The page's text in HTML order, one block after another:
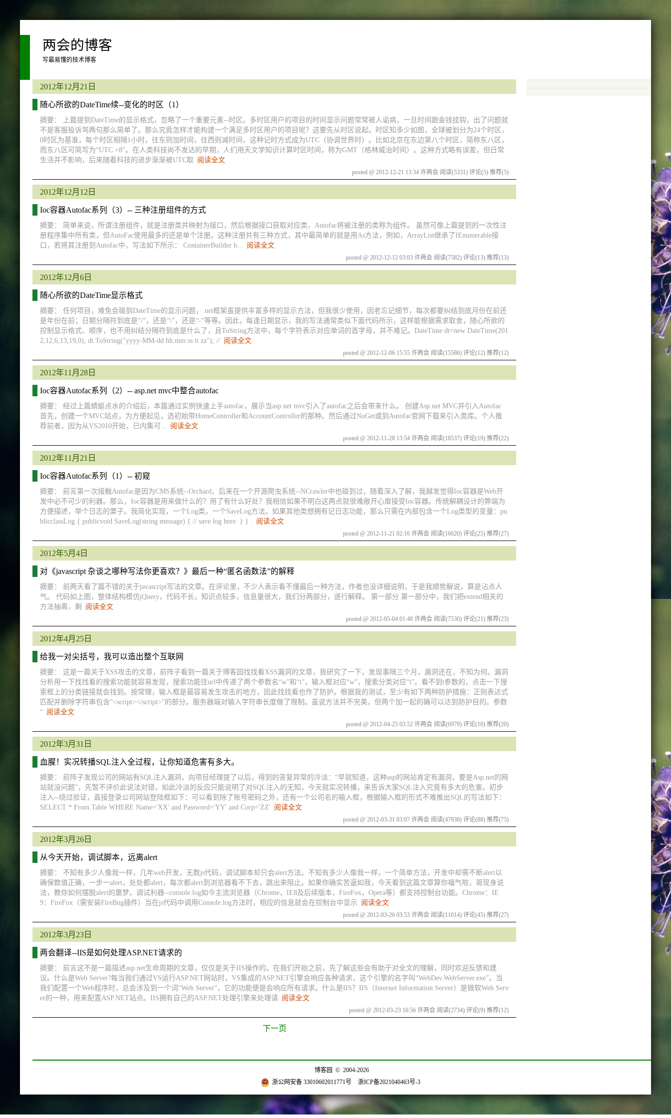
两会的博客
写最易懂的技术博客
2012年12月21日
随心所欲的DateTime续--变化的时区（1）
摘要： 上篇提到DateTime的显示格式，忽略了一个重要元素--时区。多时区用户的项目的时间显示问题常常被人诟病，一旦时间跟金钱挂钩，出了问题就
不是客服投诉骂两句那么简单了。那么究竟怎样才能构建一个满足多时区用户的项目呢？这要先从时区说起。时区知多少如图，全球被划分为24个时区，
0时区为基准，每个时区相隔1小时，往东则加时间，往西则减时间，这种记时方式成为UTC（协调世界时）。比如北京在东边第八个时区，简称东八区，
而东八区可简写为“UTC +8”。在人类科技尚不发达的早期，人们用天文学知识计算时区时间，称为GMT（格林威治时间）。这种方式略有误差，但日常
生活并不影响，后来随着科技的进步渐渐被UTC取 阅读全文
posted @ 2012-12-21 13:34 许两会 阅读(5331) 评论(5) 推荐(5)
2012年12月12日
Ioc容器Autofac系列（3）-- 三种注册组件的方式
摘要： 简单来说，所谓注册组件，就是注册类并映射为接口，然后根据接口获取对应类，Autofac将被注册的类称为组件。 虽然可像上篇提到的一次性注
册程序集中所有类，但AutoFac使用最多的还是单个注册。这种注册共有三种方式，其中最简单的就是用As方法，例如，ArrayList继承了IEnumerable接
口，若将其注册到Autofac中，写法如下所示： ContainerBuilder b... 阅读全文
posted @ 2012-12-12 03:03 许两会 阅读(7582) 评论(13) 推荐(13)
2012年12月6日
随心所欲的DateTime显示格式
摘要： 任何项目，难免会碰到DateTime的显示问题，.net框架虽提供丰富多样的显示方法，但我很少使用，因老忘记细节，每次都要纠结到底月份在前还
是年份在前；日期分隔符到底是“/”，还是“\”，还是“-”等等。因此，每逢日期显示，我的写法通常类似下面代码所示，这样能根据需求取舍，随心所欲的
控制显示格式、顺序，也不用纠结分隔符到底是什么了，且ToString方法中，每个字符表示对应单词的首字母，并不难记。DateTime dt=new DateTime(201
2,12,6,13,19,0); dt.ToString("yyyy-MM-dd hh:mm:ss tt zz"); // 阅读全文
posted @ 2012-12-06 15:55 许两会 阅读(15586) 评论(12) 推荐(12)
2012年11月28日
Ioc容器Autofac系列（2）-- asp.net mvc中整合autofac
摘要： 经过上篇蜻蜓点水的介绍后，本篇通过实例快速上手autofac，展示当asp.net mvc引入了autofac之后会带来什么。 创建Asp.net MVC并引入Autofac
首先，创建一个MVC站点，为方便起见，选初始带HomeController和AccountController的那种。然后通过NuGet或到Autofac官网下载来引入类库。个人推
荐前者，因为从VS2010开始，已内集可... 阅读全文
posted @ 2012-11-28 13:54 许两会 阅读(18537) 评论(19) 推荐(22)
2012年11月21日
Ioc容器Autofac系列（1）-- 初窥
摘要： 前言第一次接触Autofac是因为CMS系统--Orchard，后来在一个开源爬虫系统--NCrawler中也碰到过，随着深入了解，我越发觉得Ioc容器是Web开
发中必不可少的利器。那么，Ioc容器是用来做什么的？用了有什么好处？我相信如果不明白这两点就很难敞开心扉接受Ioc容器。传统解耦设计的弊端为
方便描述，举个日志的栗子。我简化实现，一个Log类，一个SaveLog方法。如果其他类想拥有记日志功能，那么只需在内部包含一个Log类型的变量：pu
blicclassLog { publicvoid SaveLog(string message) { // save log here. } } . 阅读全文
posted @ 2012-11-21 02:16 许两会 阅读(16620) 评论(25) 推荐(27)
2012年5月4日
对《javascript 杂谈之哪种写法你更喜欢？》最后一种“匿名函数法”的解释
摘要： 前两天看了篇不错的关于javascript写法的文章。在评论里，不少人表示看不懂最后一种方法，作者也没详细说明，于是我顺势解说，算是沾点人
气。 代码如上图，整体结构模仿jQuery，代码不长，知识点较多，信息量很大，我们分两部分，逐行解释。 第一部分 第一部分中，我们把extend相关的
方法抽离，剩
阅读全文
posted @ 2012-05-04 01:48 许两会 阅读(7530) 评论(21) 推荐(23)
2012年4月25日
给我一对尖括号，我可以造出整个互联网
摘要： 这是一篇关于XSS攻击的文章，前阵子看到一篇关于博客园找找看XSS漏洞的文章，我研究了一下，发现事隔三个月，漏洞还在，不知为何。漏洞
分析用一下找找看的搜索功能就容易发现，搜索功能往url中传递了两个参数名“w”和“t”，输入框对应“w”，搜索分类对应“t”。看不到t参数的，点击一下搜
索框上的分类链接就会找到。按常理，输入框是最容易发生攻击的地方，因此找找看也作了防护。根据我的测试，至少有如下两种防护措施：正则表达式
匹配并删除字符串包含”<script></script>”的部分。服务器端对输入字符串长度做了限制。虽说方法并不完美，但两个加一起的确可以达到防护目的。参数
“ 阅读全文
posted @ 2012-04-25 03:52 许两会 阅读(6979) 评论(10) 推荐(20)
2012年3月31日
血腥！实况转播SQL注入全过程，让你知道危害有多大。
摘要： 前阵子发现公司的网站有SQL注入漏洞，向项目经理提了以后，得到的答复异常的冷淡：“早就知道，这种asp的网站肯定有漏洞，要是Asp.net的网
站就没问题”，先暂不评价此说法对错，如此冷淡的反应只能说明了对SQL注入的无知，今天就实况转播，来告诉大家SQL注入究竟有多大的危害。初步
注入--绕过验证，直接登录公司网站登陆框如下：可以看到除了账号密码之外，还有一个公司名的输入框，根据输入框的形式不难推出SQL的写法如下：
SELECT * From Table WHERE Name='XX' and Password='YY' and Corp='ZZ' 阅读全文
posted @ 2012-03-31 03:07 许两会 阅读(47938) 评论(88) 推荐(75)
2012年3月26日
从今天开始，调试脚本，远离alert
摘要： 不知有多少人像我一样，几年web开发，无数js代码，调试脚本却只会alert方法。不知有多少人像我一样，一个简单方法，开发中却需不断alert以
确保数值正确，一步一alert，处处都alert，每次都alert到浏览器看不下去，跳出来阻止。如果你确实苦逼如我，今天看到这篇文章算你福气啦，哥现身说
法，教你如何摆脱alert的噩梦。调试利器--console.log如今主流浏览器（Chrome，IE8及后续版本，FireFox，Opera等）都支持控制台功能。Chrome：IE
9：FireFox（需安装FireBug插件）当在js代码中调用Console.log方法时，相应的信息就会在控制台中显示 阅读全文
posted @ 2012-03-26 03:53 许两会 阅读(11014) 评论(45) 推荐(27)
2012年3月23日
两会翻译--IIS是如何处理ASP.NET请求的
摘要： 前言这不是一篇描述asp.net生命周期的文章，仅仅是关于IIS操作的。在我们开始之前，先了解这些会有助于对全文的理解，同时欢迎反馈和建
议。什么是Web Server?每当我们通过VS运行ASP.NET网站时，VS集成的ASP.NET引擎会响应各种请求，这个引擎的名字叫“WebDev.WebServer.exe”。当
我们配置一个Web程序时，总会涉及到一个词“Web Server”，它的功能便是会响应所有请求。什么是IIS？IIS（Internet Information Server）是微软Web Serv
er的一种，用来配置ASP.NET站点。IIS拥有自己的ASP.NET处理引擎来处理请 阅读全文
posted @ 2012-03-23 16:56 许两会 阅读(2734) 评论(9) 推荐(12)
下一页
博客园 © 2004-2026
浙公网安备 33010602011771号
浙ICP备2021040463号-3